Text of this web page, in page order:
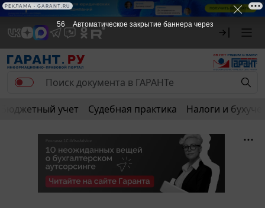
РЕКЛАМА
Бюджетный учет Судебная практика Налоги и
56 Автоматическое закрытие баннера через
РЕКЛАМА • GARANT.RU